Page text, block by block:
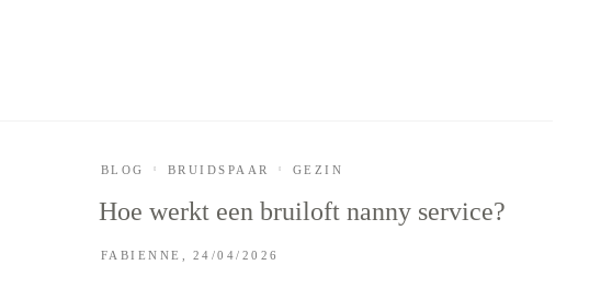
BLOG BRUIDSPAAR GEZIN
Hoe werkt een bruiloft nanny service?
FABIENNE 24/04/2026